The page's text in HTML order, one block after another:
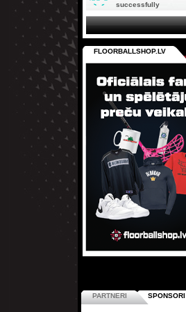
successfully
FLOORBALLSHOP.LV
PARTNERI SPONSORI